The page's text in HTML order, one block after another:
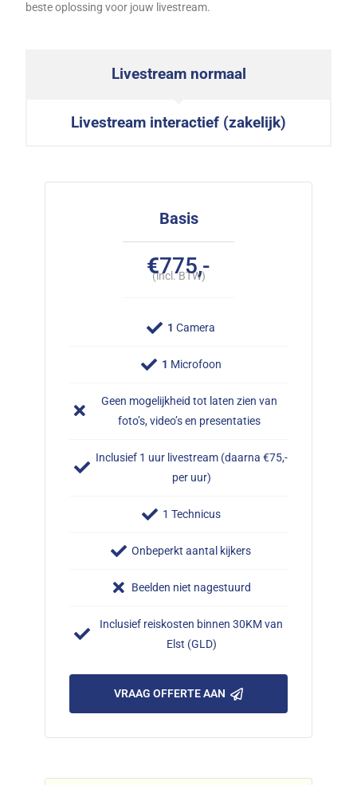
beste oplossing voor jouw livestream.
Livestream normaal
Livestream interactief (zakelijk)
Basis
€775,-
(incl. BTW)
1 Camera
1 Microfoon
Geen mogelijkheid tot laten zien van
foto’s, video’s en presentaties
Inclusief 1 uur livestream (daarna €75,-
per uur)
1 Technicus
Onbeperkt aantal kijkers
Beelden niet nagestuurd
Inclusief reiskosten binnen 30KM van
Elst (GLD)
VRAAG OFFERTE AAN